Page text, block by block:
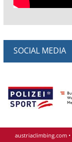
SOCIAL MEDIA
austriaclimbing.com •